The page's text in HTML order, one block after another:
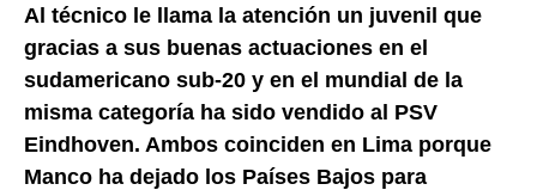
Al técnico le llama la atención un juvenil que
gracias a sus buenas actuaciones en el
sudamericano sub-20 y en el mundial de la
misma categoría ha sido vendido al PSV
Eindhoven. Ambos coinciden en Lima porque
Manco ha dejado los Países Bajos para